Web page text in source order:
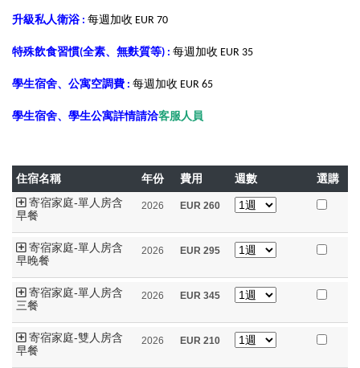
升級私人衛浴 : 每週加收 EUR 70
特殊飲食習慣(全素、無麩質等) : 每週加收 EUR 35
學生宿舍、公寓空調費 : 每週加收 EUR 65
學生宿舍、學生公寓詳情請洽客服人員
住宿名稱 年份 費用 週數
選購
寄宿家庭-單人房含
早餐
2026 EUR 260
寄宿家庭-單人房含
早晚餐
2026 EUR 295
寄宿家庭-單人房含
三餐
2026 EUR 345
寄宿家庭-雙人房含
早餐
2026 EUR 210